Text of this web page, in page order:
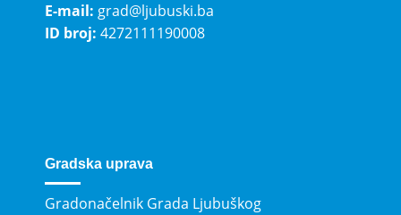
E-mail: grad@ljubuski.ba
ID broj: 4272111190008
Gradska uprava
Gradonačelnik Grada Ljubuškog